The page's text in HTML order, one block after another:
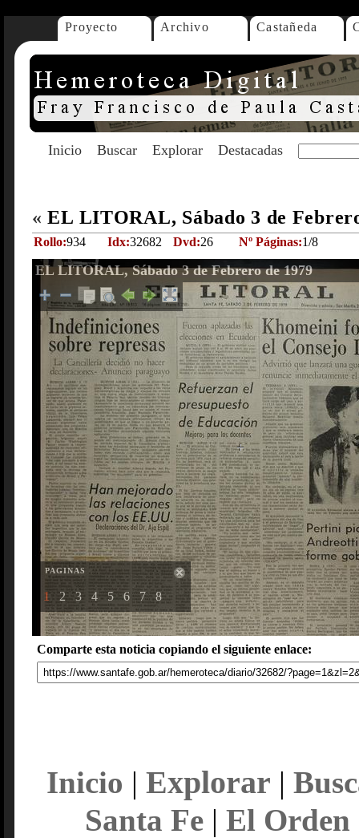
Proyecto Archivo Castañeda
Inicio Buscar Explorar Destacadas
« EL LITORAL, Sábado 3 de
Rollo:934 Idx:32682 Dvd:26 Nº Páginas:1/8
EL LITORAL, Sábado 3 de Febrero de 1979
PAGINAS
1 2 3 4 5 6 7 8
Comparte esta noticia copiando el siguiente enlace:
Inicio | Explorar |
Santa Fe| El Orden